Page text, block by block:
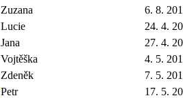
Zuzana
6. 8.
Lucie
24. 4.
Jana
27. 4.
Vojtěška
4. 5.
Zdeněk
7. 5.
Petr
17. 5.